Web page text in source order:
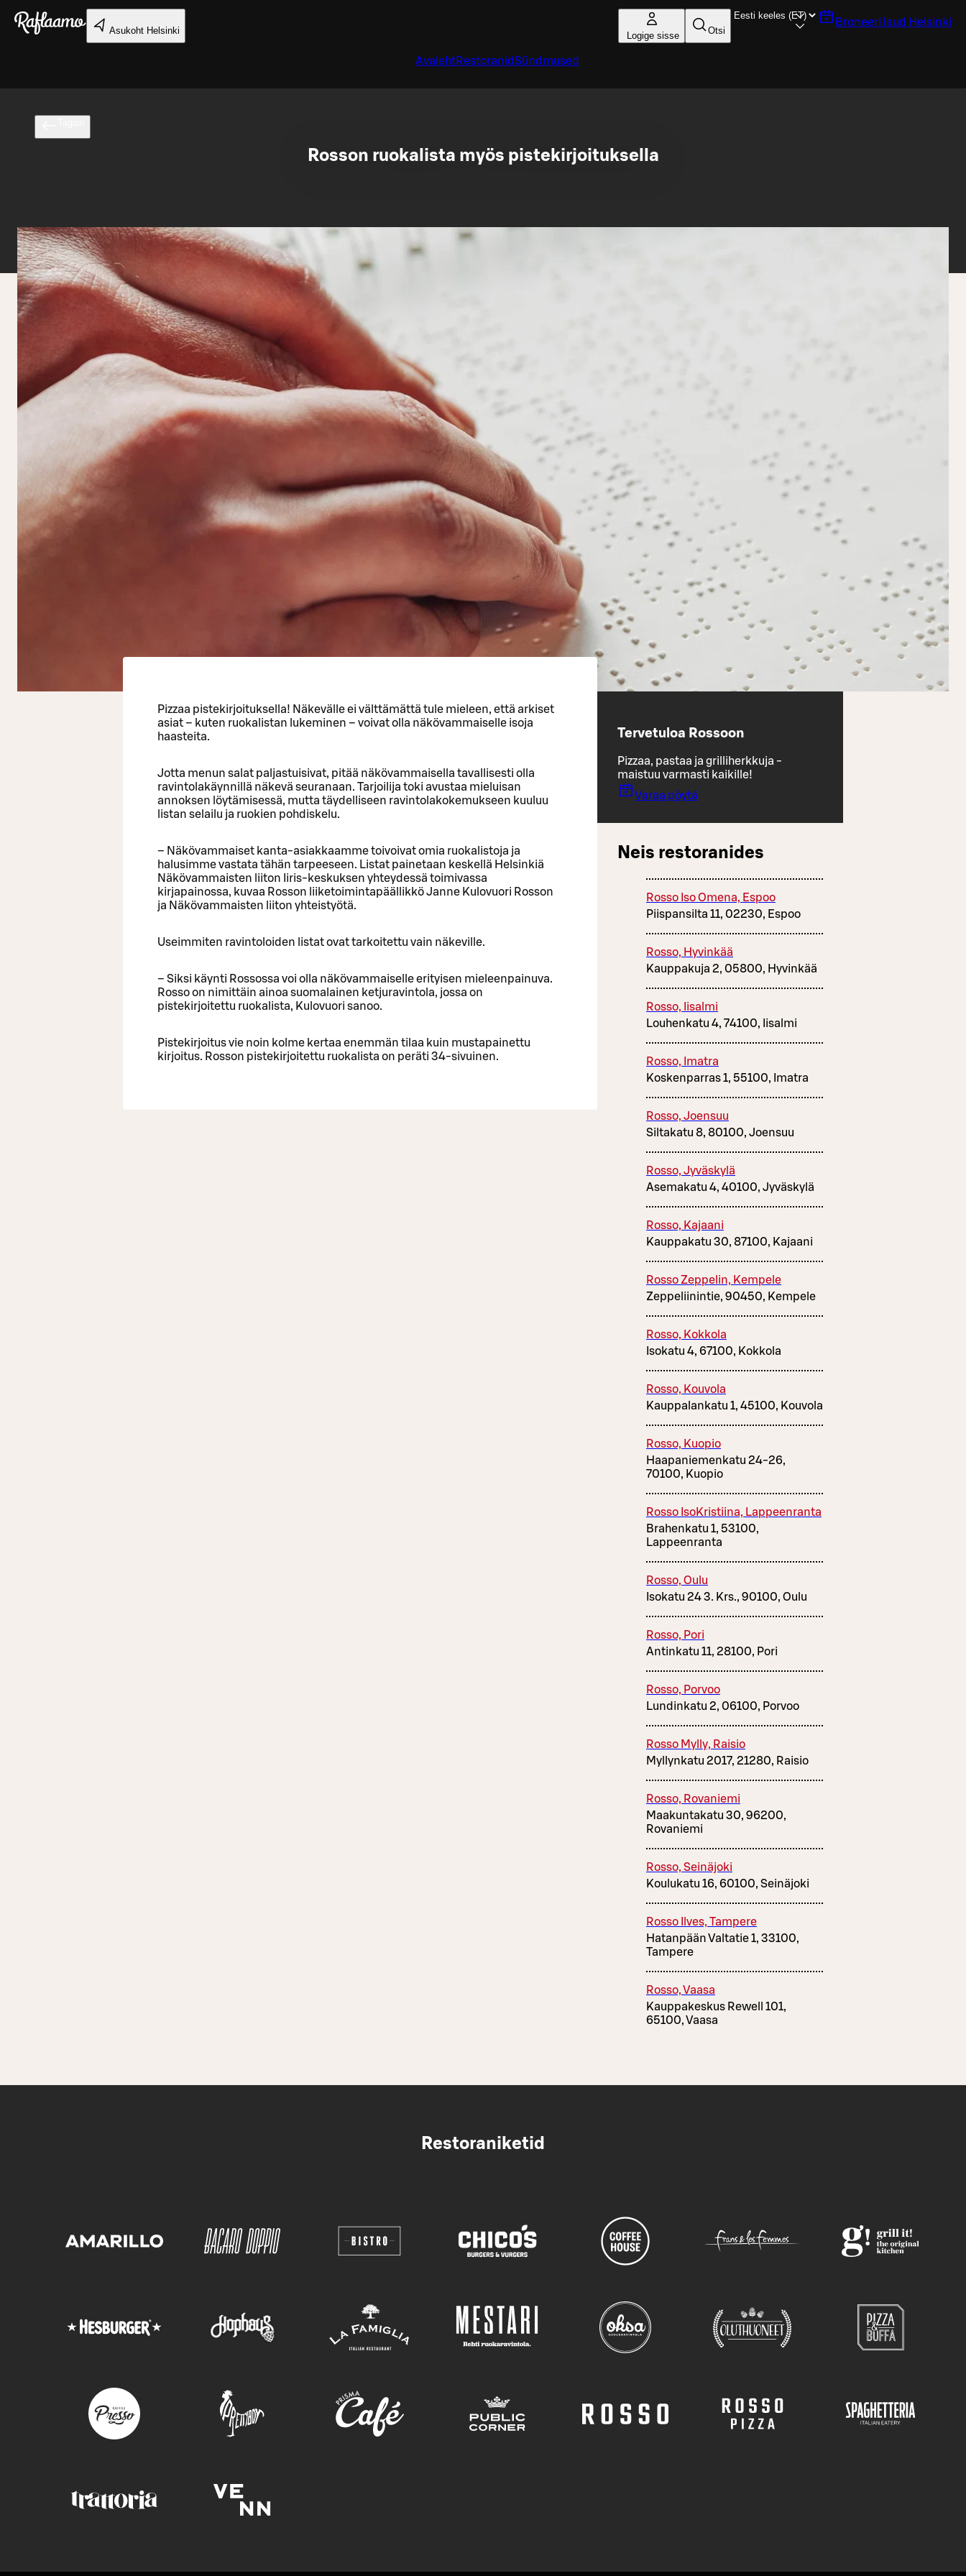
Liigu peamise sisu juurde
Asukoht Helsinki Logige sisse Otsi
Broneeri laud Helsinki
AvalehtRestoranidSündmused
Rosson ruokalista myös pistekirjoituksella
Pizzaa pistekirjoituksella! Näkevälle ei välttämättä tule mieleen, että arkiset
asiat – kuten ruokalistan lukeminen – voivat olla näkövammaiselle isoja
haasteita.
Jotta menun salat paljastuisivat, pitää näkövammaisella tavallisesti olla
ravintolakäynnillä näkevä seuranaan. Tarjoilija toki avustaa mieluisan
annoksen löytämisessä, mutta täydelliseen ravintolakokemukseen kuuluu
listan selailu ja ruokien pohdiskelu.
– Näkövammaiset kanta-asiakkaamme toivoivat omia ruokalistoja ja
halusimme vastata tähän tarpeeseen. Listat painetaan keskellä Helsinkiä
Näkövammaisten liiton Iiris-keskuksen yhteydessä toimivassa
kirjapainossa, kuvaa Rosson liiketoimintapäällikkö Janne Kulovuori Rosson
ja Näkövammaisten liiton yhteistyötä.
Useimmiten ravintoloiden listat ovat tarkoitettu vain näkeville.
– Siksi käynti Rossossa voi olla näkövammaiselle erityisen mieleenpainuva.
Rosso on nimittäin ainoa suomalainen ketjuravintola, jossa on
pistekirjoitettu ruokalista, Kulovuori sanoo.
Pistekirjoitus vie noin kolme kertaa enemmän tilaa kuin mustapainettu
kirjoitus. Rosson pistekirjoitettu ruokalista on peräti 34-sivuinen.
Tervetuloa Rossoon
Pizzaa, pastaa ja grilliherkkuja -
maistuu varmasti kaikille!
Varaa pöytä
Neis restoranides
Rosso Iso Omena, Espoo
Piispansilta 11, 02230, Espoo
Rosso, Hyvinkää
Kauppakuja 2, 05800, Hyvinkää
Rosso, Iisalmi
Louhenkatu 4, 74100, Iisalmi
Rosso, Imatra
Koskenparras 1, 55100, Imatra
Rosso, Joensuu
Siltakatu 8, 80100, Joensuu
Rosso, Jyväskylä
Asemakatu 4, 40100, Jyväskylä
Rosso, Kajaani
Kauppakatu 30, 87100, Kajaani
Rosso Zeppelin, Kempele
Zeppeliinintie, 90450, Kempele
Rosso, Kokkola
Isokatu 4, 67100, Kokkola
Rosso, Kouvola
Kauppalankatu 1, 45100, Kouvola
Rosso, Kuopio
Haapaniemenkatu 24-26,
70100, Kuopio
Rosso IsoKristiina, Lappeenranta
Brahenkatu 1, 53100,
Lappeenranta
Rosso, Oulu
Isokatu 24 3. Krs., 90100, Oulu
Rosso, Pori
Antinkatu 11, 28100, Pori
Rosso, Porvoo
Lundinkatu 2, 06100, Porvoo
Rosso Mylly, Raisio
Myllynkatu 2017, 21280, Raisio
Rosso, Rovaniemi
Maakuntakatu 30, 96200,
Rovaniemi
Rosso, Seinäjoki
Koulukatu 16, 60100, Seinäjoki
Rosso Ilves, Tampere
Hatanpään Valtatie 1, 33100,
Tampere
Rosso, Vaasa
Kauppakeskus Rewell 101,
65100, Vaasa
Restoraniketid